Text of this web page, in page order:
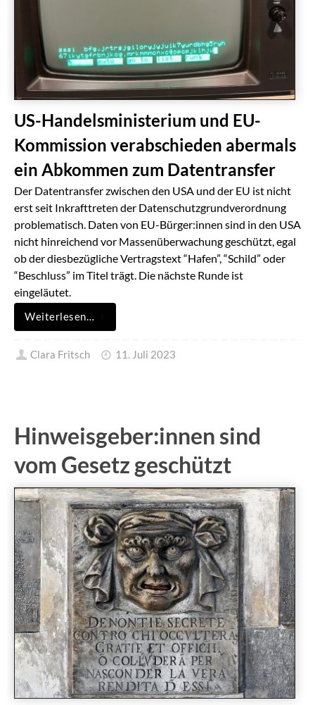
US-Handelsministerium und EU-
Kommission verabschieden abermals
ein Abkommen zum Datentransfer
Der Datentransfer zwischen den USA und der EU ist nicht
erst seit Inkrafttreten der Datenschutzgrundverordnung
problematisch. Daten von EU-Bürger:innen sind in den USA
nicht hinreichend vor Massenüberwachung geschützt, egal
ob der diesbezügliche Vertragstext “Hafen”, “Schild” oder
“Beschluss” im Titel trägt. Die nächste Runde ist
eingeläutet.
Weiterlesen…
Clara Fritsch 11. Juli 2023
Hinweisgeber:innen sind
vom Gesetz geschützt